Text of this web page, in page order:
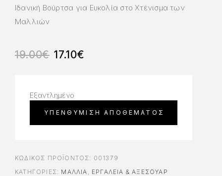
Ιδανική Βούρτσα για Ευκολία στο Χτένισμα των
Μαλλιών
19.00€ 17.10€
Εξαντλημένο
ΚΩΔΙΚΌΣ ΠΡΟΪΌΝΤΟΣ: 001379
ΚΑΤΗΓΟΡΊΕΣ: ΜΑΛΛΙΑ ΕΡΓΑΛΕΊΑ & AΞΕΣΟΥΆΡ